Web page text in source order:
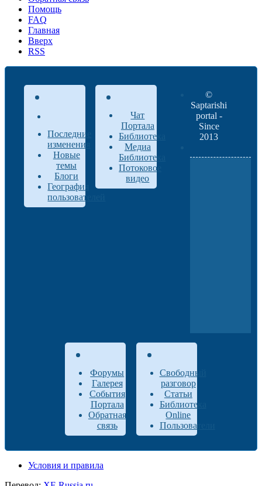
Помощь
FAQ
Главная
Вверх
RSS
Последние
изменения
Новые
темы
Блоги
География
пользователей
Чат
Портала
Библиотека
Медиа
Библиотека
Потоковое
видео
©
Saptarishi
portal -
Since
2013
Форумы
Галерея
События
Портала
Обратная
связь
Свободный
разговор
Статьи
Библиотека
Online
Пользователи
Условия и правила